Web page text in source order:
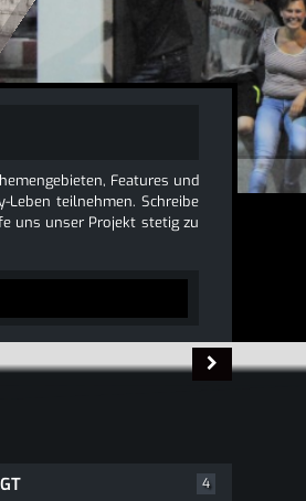
Features und
teilnehmen. Schreibe
uns unser Projekt stetig zu
4